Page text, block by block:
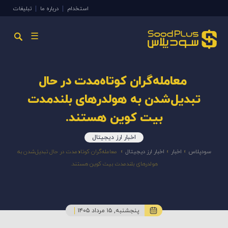
استخدام درباره ما تبلیغات
☰
معامله‌گران کوتاه‌مدت در حال
تبدیل‌شدن به هولدرهای بلندمدت
بیت کوین هستند.
اخبار ارز دیجیتال
سودپلاس » اخبار » اخبار ارز دیجیتال » معامله‌گران کوتاه‌مدت در حال تبدیل‌شدن به
هولدرهای بلندمدت بیت کوین هستند.
پنجشنبه, ۱۵ مرداد ۱۴۰۵